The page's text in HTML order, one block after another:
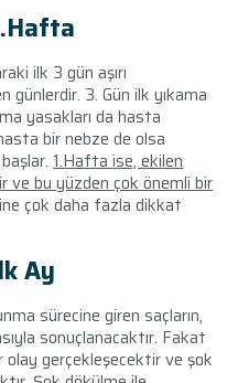
.Hafta
ilk 3 gün aşırı
3. Gün ilk yıkama
yasakları da hasta
bir nebze de olsa
1.Hafta ise, ekilen
ve bu yüzden çok önemli bir
çok daha fazla dikkat
Ay
sürecine giren saçların,
sonuçlanacaktır. Fakat
olay gerçekleşecektir ve şok